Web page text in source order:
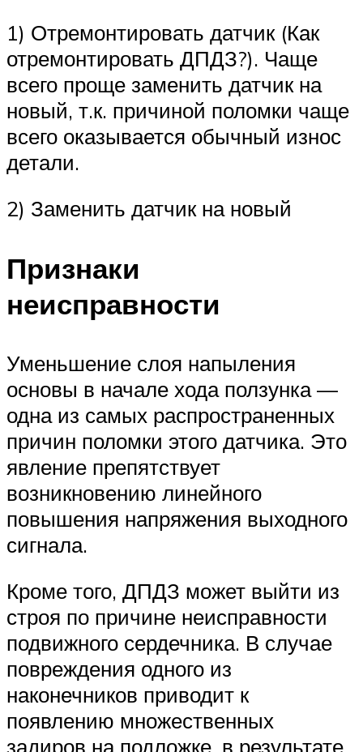
1) Отремонтировать датчик (Как
отремонтировать ДПДЗ?). Чаще
всего проще заменить датчик на
новый, т.к. причиной поломки чаще
всего оказывается обычный износ
детали.
2) Заменить датчик на новый
Признаки
неисправности
Уменьшение слоя напыления
основы в начале хода ползунка —
одна из самых распространенных
причин поломки этого датчика. Это
явление препятствует
возникновению линейного
повышения напряжения выходного
сигнала.
Кроме того, ДПДЗ может выйти из
строя по причине неисправности
подвижного сердечника. В случае
повреждения одного из
наконечников приводит к
появлению множественных
задиров на подложке, в результате